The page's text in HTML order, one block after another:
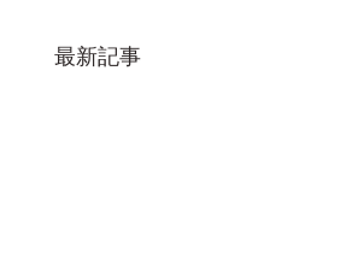
最新記事